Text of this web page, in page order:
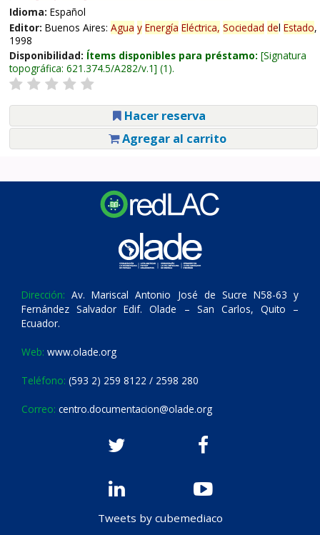
Idioma: Español
Editor: Buenos Aires: Agua y Energía Eléctrica, Sociedad del Estado,
1998
Disponibilidad: Ítems disponibles para préstamo: Signatura
topográfica: 621.374.5/A282/v.1 (1).
Hacer reserva
Agregar al carrito
Dirección: Av. Mariscal Antonio José de Sucre N58-63 y
Fernández Salvador Edif. Olade – San Carlos, Quito –
Ecuador.
Web: www.olade.org
Teléfono: (593 2) 259 8122 / 2598 280
Correo: centro.documentacion@olade.org
Tweets by cubemediaco